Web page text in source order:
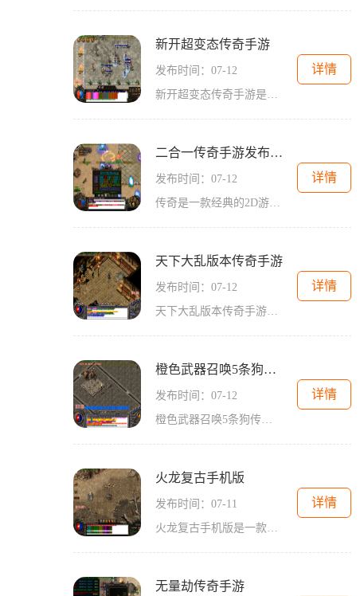
新开超变态传奇手游
发布时间：07-12
新开超变态传奇手游是一款备受瞩目的手机游戏，以其独特的玩法和精美的画面效果吸引了众多玩家的关注和喜爱。在这款游戏中，你将有机会体验到一个全新的游戏世界，展开一场刺
详情
二合一传奇手游发布网新开
发布时间：07-12
传奇是一款经典的2D游戏，是一款非常经典的传统角色扮演游戏。二合一传奇手游发布网新开，给广大玩家带来了全新的游戏体验。这款游戏采用了最新的技术，以1.76版本为基础进行开
详情
天下大乱版本传奇手游
发布时间：07-12
天下大乱版本传奇手游是一款经典的2D角色扮演游戏，以其万人在线和玩家互动的特点而备受玩家喜爱。游戏内设有装备强化NPC、传送、勋章、大主线剧情系统等特色玩法，给玩家带来全
详情
橙色武器召唤5条狗传奇手游
发布时间：07-12
橙色武器召唤5条狗传奇手游是一款经典的2D角色扮演游戏，以其丰富的玩法、万人在线和玩家互动而备受玩家追捧。在这个充满刺激的游戏世界中，你将扮演一位勇敢的英雄，与其他玩
详情
火龙复古手机版
发布时间：07-11
火龙复古手机版是一款以传奇为主题的2D游戏，完美还原了经典传奇的画面和玩法。它是一款角色扮演游戏，拥有万人在线的功能，玩家可以与其他玩家进行互动，共同探索游戏世界。传
详情
无量劫传奇手游